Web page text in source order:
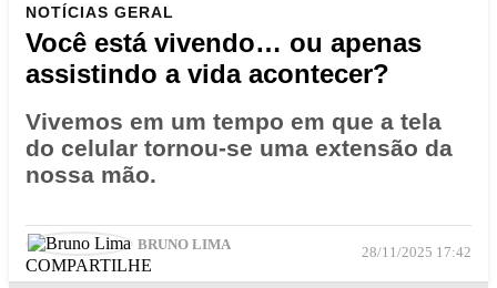
NOTÍCIAS GERAL
Você está vivendo… ou apenas
assistindo a vida acontecer?
Vivemos em um tempo em que a tela
do celular tornou-se uma extensão da
nossa mão.
BRUNO LIMA 28/11/2025 17:42
COMPARTILHE